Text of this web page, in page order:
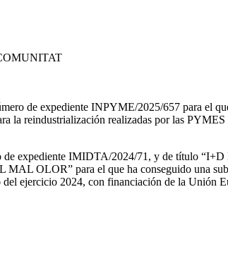
de expediente INPYME/2025/657 para el
la reindustrialización realizadas por las
de expediente IMIDTA/2024/71, y de título
OLOR” para el que ha conseguido una
ejercicio 2024, con financiación de la Unión